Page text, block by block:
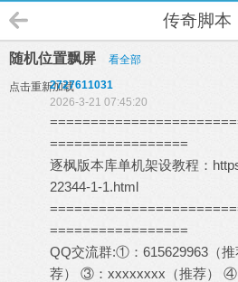
传奇脚本
随机位置飘屏 看全部
点击重新加载2727611031
2026-3-21 07:45:20
=================
逐枫版本库单机架设教程：
22344-1-1.html
=================
QQ交流群:①：615629963（
荐） ③：xxxxxxxx（推荐） ④